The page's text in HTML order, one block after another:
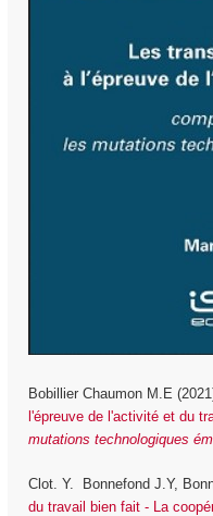
Bobillier Chaumon M.E
l'épreuve de l'activité et du
mutations technologiques
Clot. Y. Bonnefond J.Y,
du travail bien fait - La